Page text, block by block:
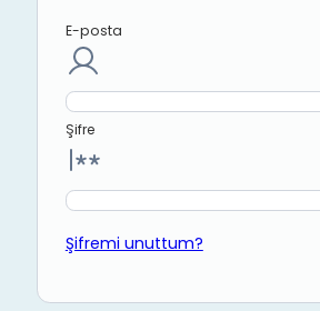
E-posta
Şifre
Şifremi unuttum?